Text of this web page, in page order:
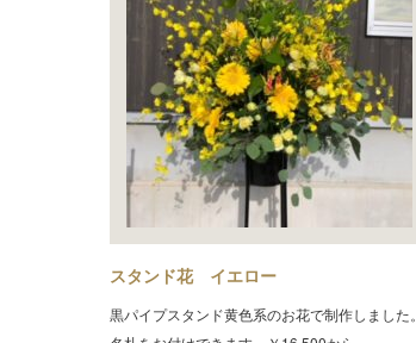
スタンド花 イエロー
黒パイプスタンド黄色系のお花で制作しました。